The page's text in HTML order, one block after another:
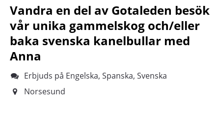
Vandra en del av Gotaleden besök
vår unika gammelskog och/eller
baka svenska kanelbullar med
Anna
Erbjuds på Engelska, Spanska, Svenska
Norsesund